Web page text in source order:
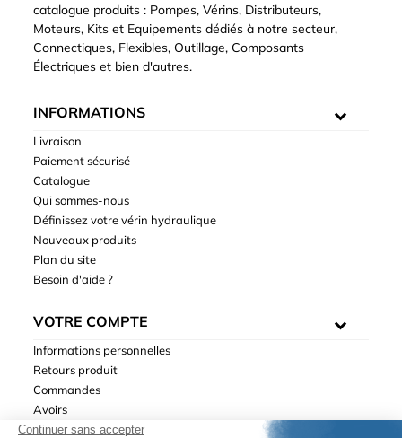
catalogue produits : Pompes, Vérins, Distributeurs,
Moteurs, Kits et Equipements dédiés à notre secteur,
Connectiques, Flexibles, Outillage, Composants
Électriques et bien d'autres.
INFORMATIONS
Livraison
Paiement sécurisé
Catalogue
Qui sommes-nous
Définissez votre vérin hydraulique
Nouveaux produits
Plan du site
Besoin d'aide ?
VOTRE COMPTE
Informations personnelles
Retours produit
Commandes
Avoirs
Adresses